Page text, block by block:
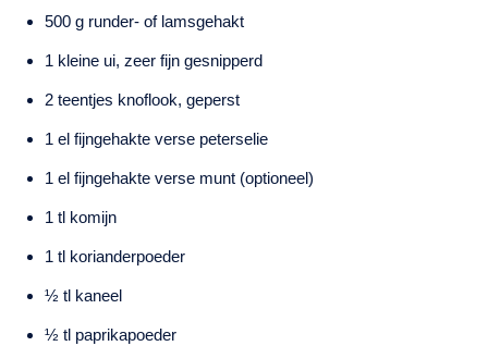
500 g runder- of lamsgehakt
1 kleine ui, zeer fijn gesnipperd
2 teentjes knoflook, geperst
1 el fijngehakte verse peterselie
1 el fijngehakte verse munt (optioneel)
1 tl komijn
1 tl korianderpoeder
½ tl kaneel
½ tl paprikapoeder